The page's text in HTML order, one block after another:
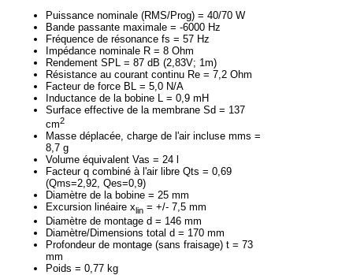
Puissance nominale (RMS/Prog) = 40/70 W
Bande passante maximale = -6000 Hz
Fréquence de résonance fs = 57 Hz
Impédance nominale R = 8 Ohm
Rendement SPL = 87 dB (2,83V; 1m)
Résistance au courant continu Re = 7,2 Ohm
Facteur de force BL = 5,0 N/A
Inductance de la bobine L = 0,9 mH
Surface effective de la membrane Sd = 137
cm2
Masse déplacée, charge de l'air incluse mms =
8,7 g
Volume équivalent Vas = 24 l
Facteur q combiné à l'air libre Qts = 0,69
(Qms=2,92, Qes=0,9)
Diamètre de la bobine = 25 mm
Excursion linéaire xlin = +/- 7,5 mm
Diamètre de montage d = 146 mm
Diamètre/Dimensions total d = 170 mm
Profondeur de montage (sans fraisage) t = 73
mm
Poids = 0,77 kg